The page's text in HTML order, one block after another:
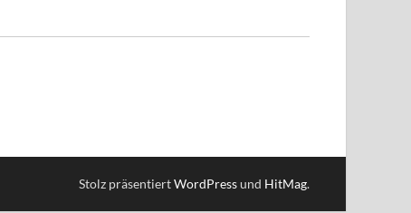
Stolz präsentiertWordPressund HitMag.